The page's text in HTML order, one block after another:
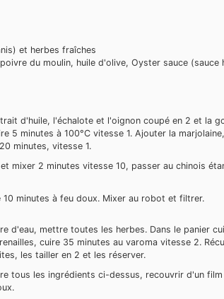
et herbes fraîches
du moulin, huile d'olive, Oyster sauce (sauce
d'huile, l'échalote et l'oignon coupé en 2 et la
5 minutes à 100°C vitesse 1. Ajouter la
minutes, vitesse 1.
mixer 2 minutes vitesse 10, passer au chinois
10 minutes à feu doux. Mixer au robot et filtrer.
d'eau, mettre toutes les herbes. Dans le panier
cuire 35 minutes au varoma vitesse 2.
les tailler en 2 et les réserver.
tous les ingrédients ci-dessus, recouvrir d'un film